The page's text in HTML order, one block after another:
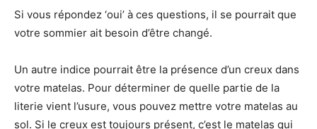
Si vous répondez ‘oui’ à ces questions, il se pourrait que
votre sommier ait besoin d’être changé.
Un autre indice pourrait être la présence d’un creux dans
votre matelas. Pour déterminer de quelle partie de la
literie vient l’usure, vous pouvez mettre votre matelas au
sol. Si le creux est toujours présent, c’est le matelas qui